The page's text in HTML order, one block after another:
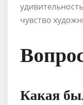
чувство
Какая